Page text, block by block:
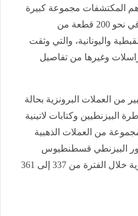
المكتشفات مجموعة كبيرة
من الوثائق المكتوبة، تمثلت في نحو 200 قطعة من
واليونانية، والتي وثقت
وغيرها من تفاصيل
من العملات البرونزية بحالة
البيزنطيين وكتابات لاتينية
من العملات الذهبية
البيزنطي قسطنطيوس
الثاني، الذي حكم الإمبراطورية خلال الفترة من 337 إلى 361